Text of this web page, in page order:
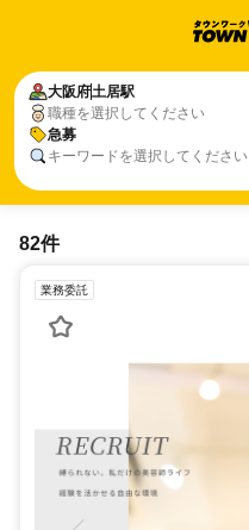
大阪府土居駅
職種を選択してください
急募
キーワードを選択してください
大阪府土居駅
急募
82件
業務委託